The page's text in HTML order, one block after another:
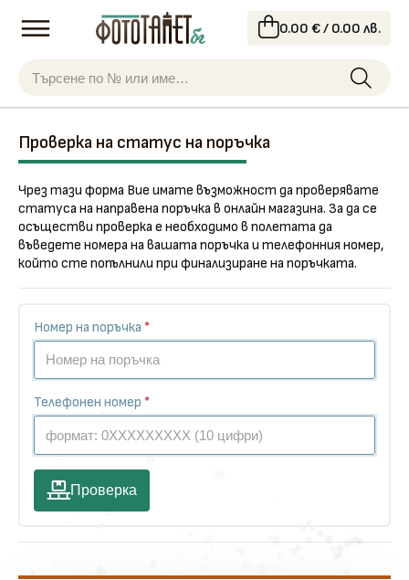
0.00 € / 0.00 лв.
Проверка на статус на поръчка
Чрез тази форма Вие имате възможност да проверявате
статуса на направена поръчка в онлайн магазина. За да се
осъществи проверка е необходимо в полетата да
въведете номера на вашата поръчка и телефонния номер,
който сте попълнили при финализиране на поръчката.
Номер на поръчка *
Телефонен номер *
Проверка